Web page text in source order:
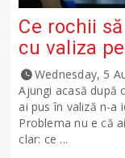
Ce rochii
cu valiza
Wednesday, 5
Ajungi acasă după
ai pus în valiză n-a
Problema nu e că
clar: ce ...